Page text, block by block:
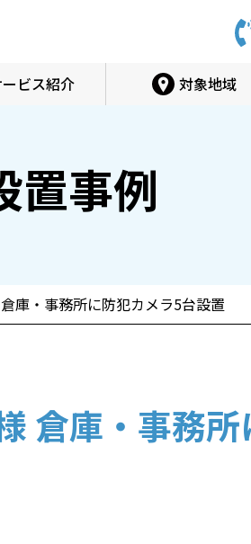
ビス紹介 対象地域
置事例
庫・事務所に防犯カメラ5台設置
倉庫・事務